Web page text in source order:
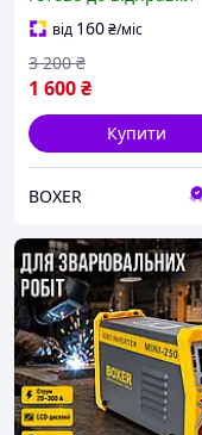
зварювальний
напівавтомат
Зварювальний
для дому
від 160₴/міс
1 600₴
3 200 ₴
Купити
BOXER